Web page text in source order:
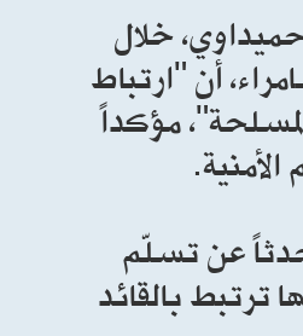
خلال
أن "ارتباط
مؤكداً
عن تسلّم
ترتبط بالقائد